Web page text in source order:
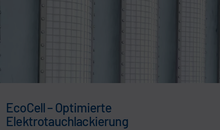
EcoCell – Optimierte
Elektrotauchlackierung